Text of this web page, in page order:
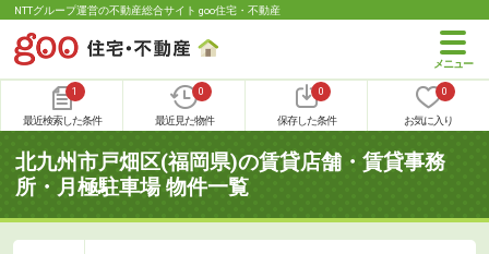
NTTグループ運営の不動産総合サイト goo住宅・不動産
1
最近検索した条件
0
最近見た物件
0
保存した条件
0
お気に入り
北九州市戸畑区(福岡県)の賃貸店舗・賃貸事務
所・月極駐車場 物件一覧